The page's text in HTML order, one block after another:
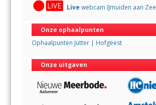
Live webcam IJmuiden aan Zee
Onze ophaalpunten
Ophaalpunten Jutter | Hofgeest
Onze uitgaven